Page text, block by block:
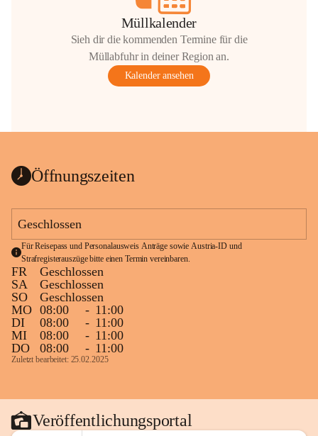
Müllkalender
Sieh dir die kommenden Termine für die
Müllabfuhr in deiner Region an.
Kalender ansehen
Öffnungszeiten
Geschlossen
Für Reisepass und Personalausweis Anträge sowie Austria-ID und
Strafregisterauszüge bitte einen Termin vereinbaren.
FR
Geschlossen
SA
Geschlossen
SO
Geschlossen
MO 08:00 - 11:00
DI
08:00 - 11:00
MI
08:00 - 11:00
DO
08:00 - 11:00
Zuletzt bearbeitet: 25.02.2025
Veröffentlichungsportal